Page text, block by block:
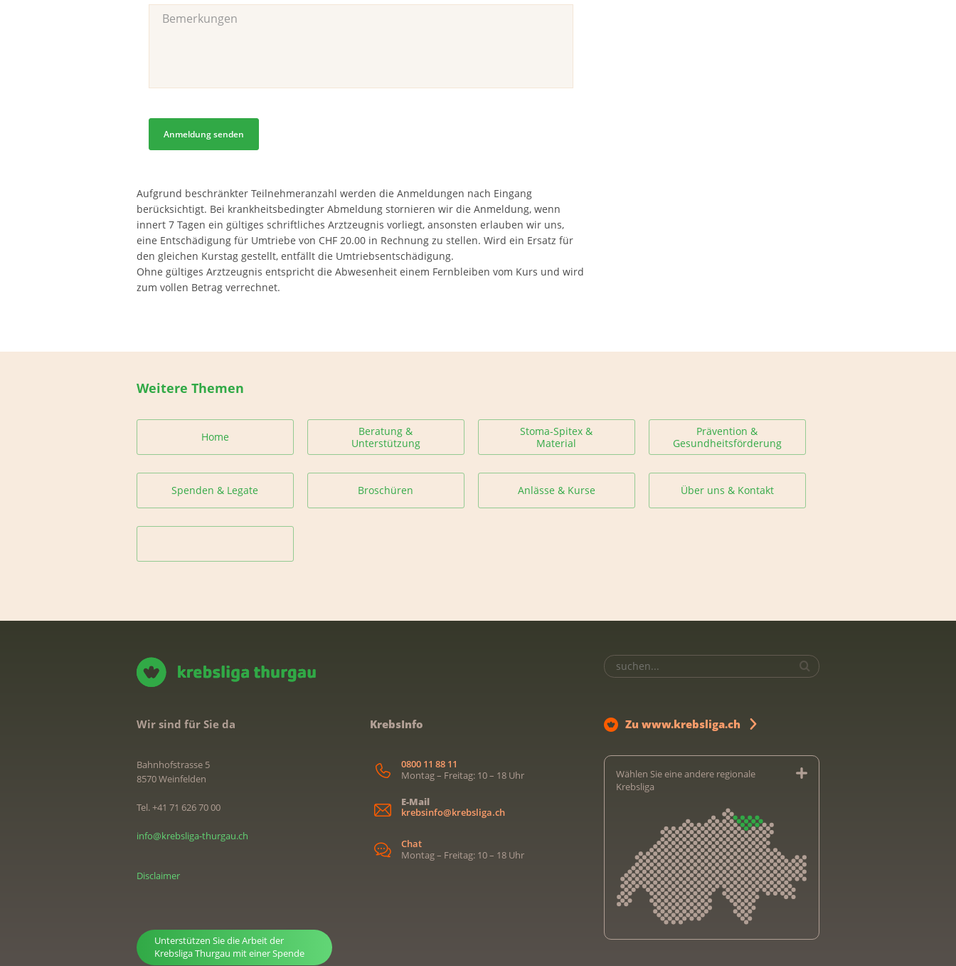
Aufgrund beschränkter Teilnehmeranzahl werden die Anmeldungen nach Eingang
berücksichtigt. Bei krankheitsbedingter Abmeldung stornieren wir die Anmeldung, wenn
innert 7 Tagen ein gültiges schriftliches Arztzeugnis vorliegt, ansonsten erlauben wir uns,
eine Entschädigung für Umtriebe von CHF 20.00 in Rechnung zu stellen. Wird ein Ersatz für
den gleichen Kurstag gestellt, entfällt die Umtriebsentschädigung.
Ohne gültiges Arztzeugnis entspricht die Abwesenheit einem Fernbleiben vom Kurs und wird
zum vollen Betrag verrechnet.
Weitere Themen
Home
Beratung &
Unterstützung
Stoma-Spitex &
Material
Prävention &
Gesundheitsförderung
Spenden & Legate Broschüren Anlässe & Kurse Über uns & Kontakt
Wir sind für Sie da
Bahnhofstrasse 5
8570 Weinfelden
Tel. +41 71 626 70 00
info@krebsliga-thurgau.ch
Disclaimer
Unterstützen Sie die Arbeit der
Krebsliga Thurgau mit einer Spende
KrebsInfo
0800 11 88 11
Montag – Freitag: 10 – 18 Uhr
E-Mail
krebsinfo@krebsliga.ch
Chat
Montag – Freitag: 10 – 18 Uhr
Zu www.krebsliga.ch
Wählen Sie eine andere regionale
Krebsliga